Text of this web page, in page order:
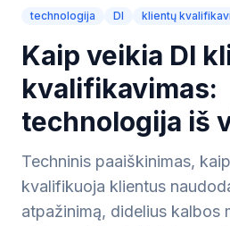
technologija DI klientų
Kaip veikia DI
kvalifikavimas:
technologija iš
Techninis paaiškinimas,
kvalifikuoja klientus
atpažinimą, didelius kalbos